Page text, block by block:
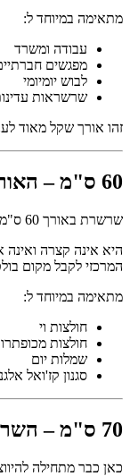
מתאימה במיוחד ל:
עבודה ומשרד
מפגשים
לבוש יומיומי
שרשראות
זהו אורך שקל מאוד
60 ס"מ – האורך הרב-שימושי
שרשרת באורך 60 ס"מ יוצרת מעט יותר נוכחות.
היא אינה קצרה ואינה
המרכזי לקבל מקום
מתאימה במיוחד ל:
חולצות וי
חולצות
שמלות יום
סגנון קז'ואל
70 ס"מ – השרשרת שיוצרת אמירה
כאן כבר מתחילה